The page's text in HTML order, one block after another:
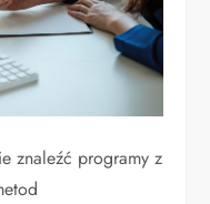
znaleźć programy z